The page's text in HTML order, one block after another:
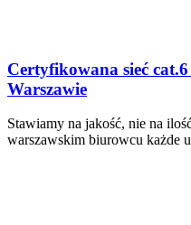
Certyfikowana sieć
Warszawie
Stawiamy na jakość, nie na
warszawskim biurowcu każde